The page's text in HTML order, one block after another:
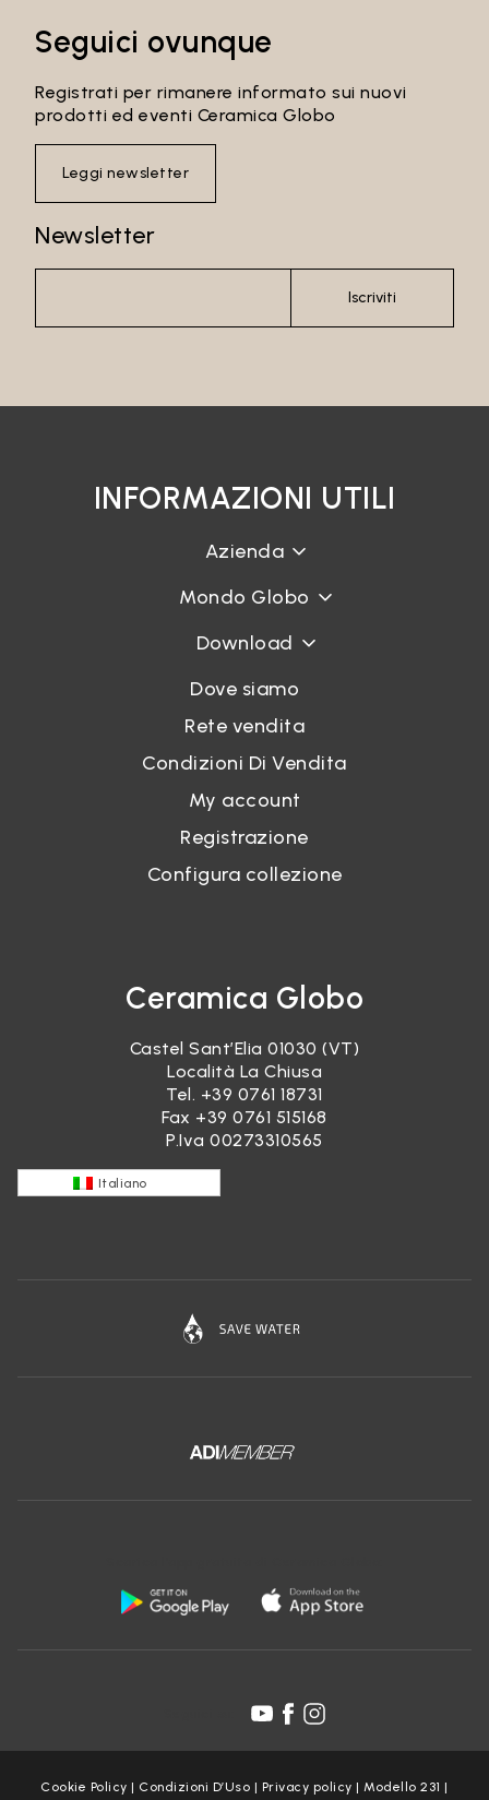
Seguici ovunque
Registrati per rimanere informato sui nuovi
prodotti ed eventi Ceramica Globo
Leggi newsletter
Newsletter
Iscriviti
INFORMAZIONI UTILI
Azienda
Mondo Globo
Download
Dove siamo
Rete vendita
Condizioni Di Vendita
My account
Registrazione
Configura collezione
Ceramica Globo
Castel Sant’Elia 01030 (VT)
Località La Chiusa
Tel. +39 0761 18731
Fax +39 0761 515168
P.Iva 00273310565
Italiano
Cookie Policy | Condizioni D’Uso | Privacy policy |Modello 231 |